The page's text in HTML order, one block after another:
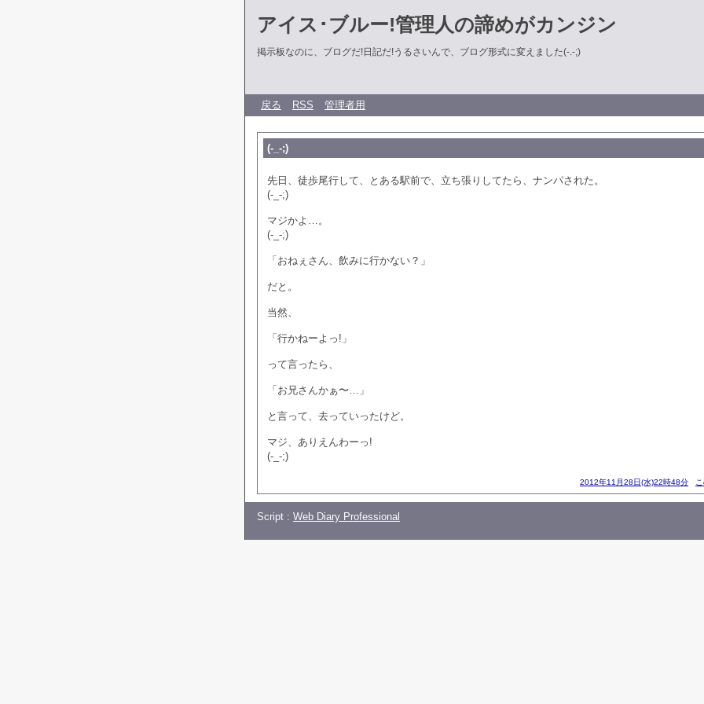
アイス･ブルー!管理人の諦めがカンジン
掲示板なのに、ブログだ!日記だ!うるさいんで、ブログ形式に変えました(-.-;)
戻る RSS 管理者用
(-_-;)
先日、徒歩尾行して、とある駅前で、立ち張りしてたら、ナンパされた。
(-_-;)
マジかよ…。
(-_-;)
「おねぇさん、飲みに行かない？」
だと。
当然、
「行かねーよっ!」
って言ったら、
「お兄さんかぁ〜…」
と言って、去っていったけど。
マジ、ありえんわーっ!
(-_-;)
2012年11月28日(水)22時48分
Script : Web Diary Professional